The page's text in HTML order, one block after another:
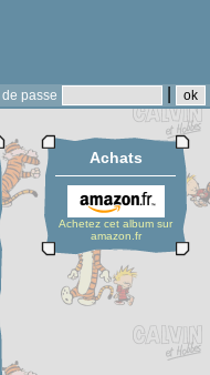
de passe
Achats
Achetez cet album sur
amazon.fr